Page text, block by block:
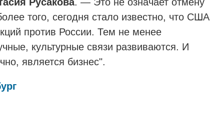
того, сегодня стало известно, что США
против России. Тем не менее
культурные связи развиваются. И
является бизнес".